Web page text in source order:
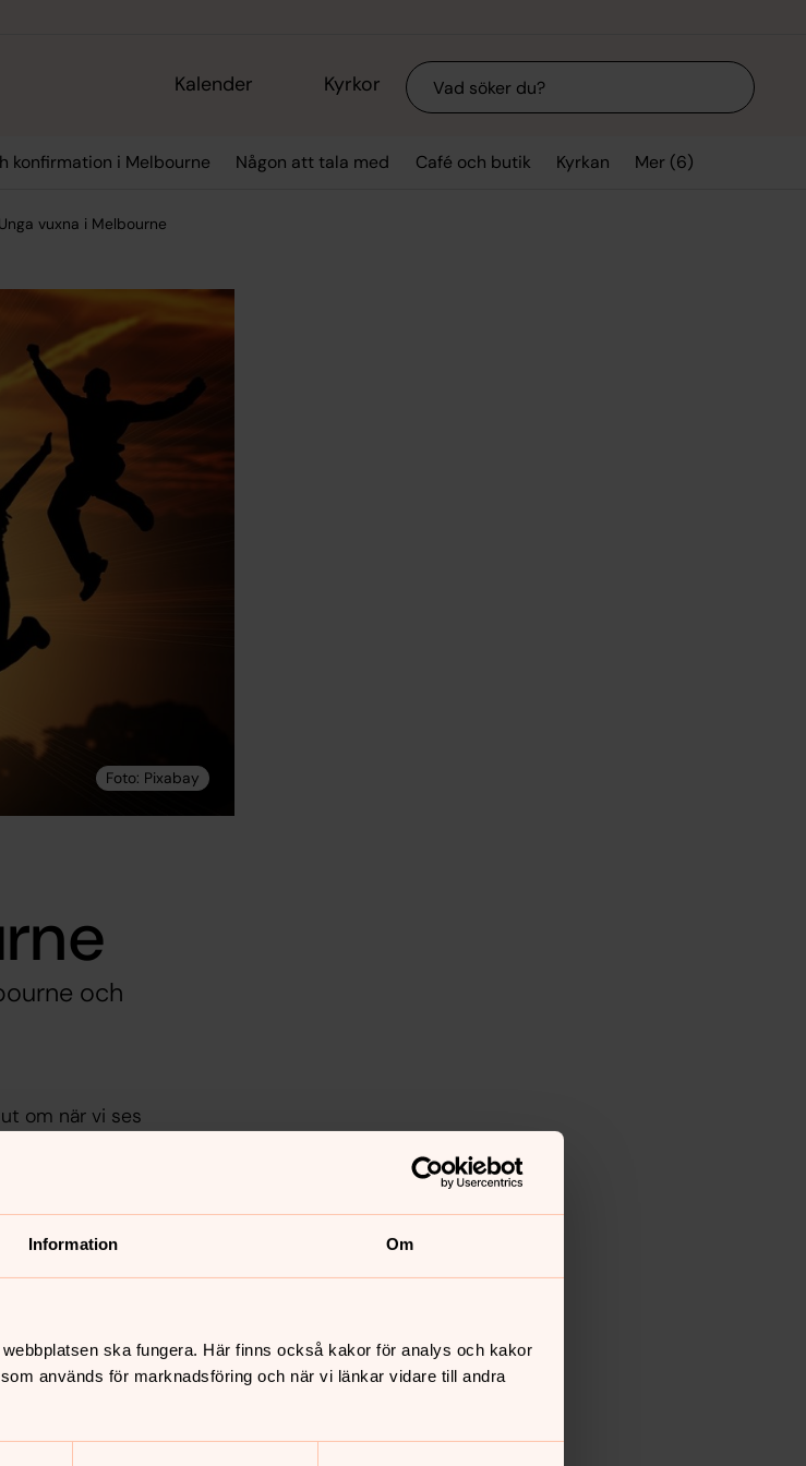
Information Om
ska fungera. Här finns också kakor för analys och kakor
används för marknadsföring och när vi länkar vidare till andra
Kalender Kyrkor Sök
konfirmation i Melbourne Någon att tala med Café och butik Kyrkan Mer (6)
Unga vuxna i Melbourne
och
om när vi ses
Dessutom